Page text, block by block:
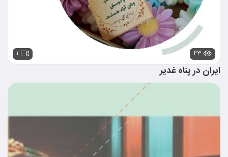
۴۳ ۱
ایران در پناه غدیر